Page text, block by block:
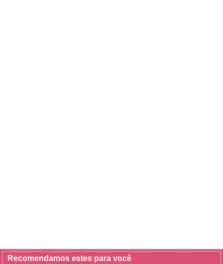
Recomendamos estes para você